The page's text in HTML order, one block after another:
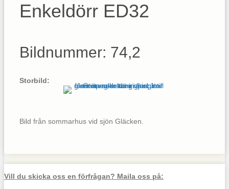
Enkeldörr ED32
Bildnummer: 74,2
Storbild:
Bild från sommarhus vid sjön Gläcken.
Vill du skicka oss en förfrågan? Maila oss på: